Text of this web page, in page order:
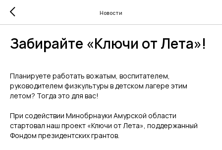
Новости
Забирайте «Ключи от Лета»!
Планируете работать вожатым, воспитателем,
руководителем физкультуры в детском лагере этим
летом? Тогда это для вас!
При содействии Минобрнауки Амурской области
стартовал наш проект «Ключи от Лета», поддержанный
Фондом президентских грантов.